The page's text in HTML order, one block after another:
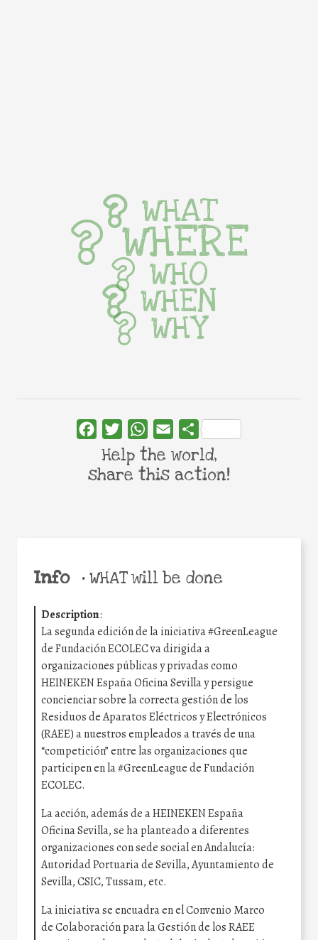
Info •WHAT will be done
Description:
La segunda edición de la iniciativa #GreenLeague
de Fundación ECOLEC va dirigida a
organizaciones públicas y privadas como
HEINEKEN España Oficina Sevilla y persigue
concienciar sobre la correcta gestión de los
Residuos de Aparatos Eléctricos y Electrónicos
(RAEE) a nuestros empleados a través de una
“competición” entre las organizaciones que
participen en la #GreenLeague de Fundación
ECOLEC.
La acción, además de a HEINEKEN España
Oficina Sevilla, se ha planteado a diferentes
organizaciones con sede social en Andalucía:
Autoridad Portuaria de Sevilla, Ayuntamiento de
Sevilla, CSIC, Tussam, etc.
La iniciativa se encuadra en el Convenio Marco
de Colaboración para la Gestión de los RAEE
WHAT
WHERE
WHO
WHEN
WHY
FacebookTwitterWhatsApp
Email Share
Help the world,
share this action!